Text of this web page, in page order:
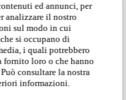
ed annunci, per
analizzare il nostro
sul modo in cui
si occupano di
i quali potrebbero
fornito loro o che hanno
consultare la nostra
informazioni.